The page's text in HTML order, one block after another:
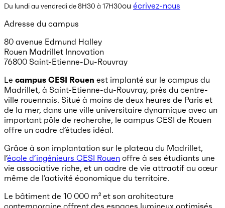
Du lundi au vendredi de 8H30 à 17H30ou écrivez-nous
Adresse du campus
80 avenue Edmund Halley
Rouen Madrillet Innovation
76800 Saint-Etienne-Du-Rouvray
Le campus CESI Rouen est implanté sur le campus du
Madrillet, à Saint-Etienne-du-Rouvray, près du centre-
ville rouennais. Situé à moins de deux heures de Paris et
de la mer, dans une ville universitaire dynamique avec un
important pôle de recherche, le campus CESI de Rouen
offre un cadre d’études idéal.
Grâce à son implantation sur le plateau du Madrillet,
l’école d’ingénieurs CESI Rouen offre à ses étudiants une
vie associative riche, et un cadre de vie attractif au cœur
même de l’activité économique du territoire.
Le bâtiment de 10 000 m² et son architecture